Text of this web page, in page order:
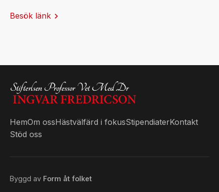
hästar. Publiken fick ta del av banbrytande svensk
Besök länk
HemOm ossHästvälfärd i fokusStipendiaterKontakt
Stöd oss
Byggd av Form åt folket